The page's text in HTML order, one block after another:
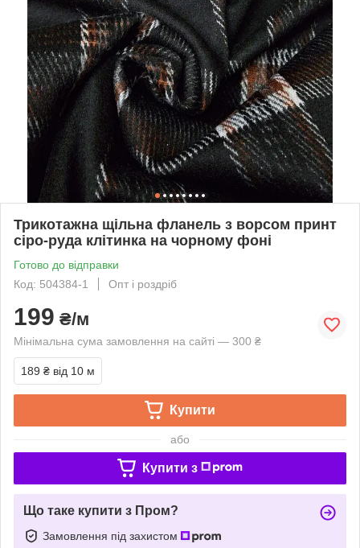
Трикотажна щільна фланель з ворсом принт
сіро-руда клітинка на чорному фоні
Готово до відправки
Код: 504384-1
Опт і роздріб
199 ₴/м
Мінімальна сума замовлення на сайті — 300 ₴
189 ₴ від 10 м
Купити
або
Купити з
Що таке купити з Пром?
Замовлення під захистом